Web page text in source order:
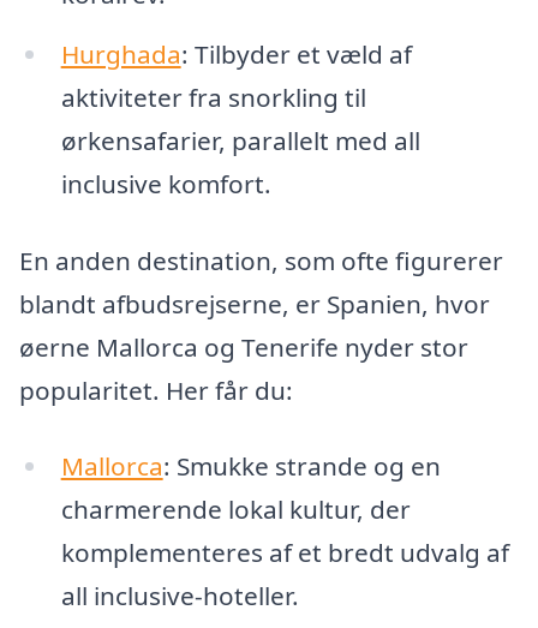
Hurghada: Tilbyder et væld af
aktiviteter fra snorkling til
ørkensafarier, parallelt med all
inclusive komfort.
En anden destination, som ofte figurerer
blandt afbudsrejserne, er Spanien, hvor
øerne Mallorca og Tenerife nyder stor
popularitet. Her får du:
Mallorca: Smukke strande og en
charmerende lokal kultur, der
komplementeres af et bredt udvalg af
all inclusive-hoteller.